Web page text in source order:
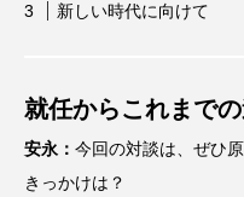
新しい時代に向けて
就任からこれまでの
安永： 今回の対談は、ぜひ
きっかけは？